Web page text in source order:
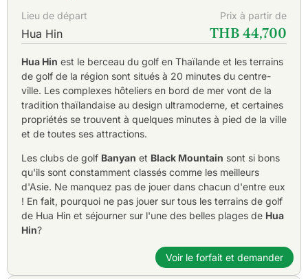
Lieu de départ Prix à partir de
Hua Hin THB 44,700
Hua Hin est le berceau du golf en Thaïlande et les terrains
de golf de la région sont situés à 20 minutes du centre-
ville. Les complexes hôteliers en bord de mer vont de la
tradition thaïlandaise au design ultramoderne, et certaines
propriétés se trouvent à quelques minutes à pied de la ville
et de toutes ses attractions.
Les clubs de golf Banyan et Black Mountain sont si bons
qu'ils sont constamment classés comme les meilleurs
d'Asie. Ne manquez pas de jouer dans chacun d'entre eux
! En fait, pourquoi ne pas jouer sur tous les terrains de golf
de Hua Hin et séjourner sur l'une des belles plages de Hua
Hin?
Voir le forfait et demander